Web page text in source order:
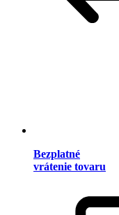
Bezplatné
vrátenie tovaru